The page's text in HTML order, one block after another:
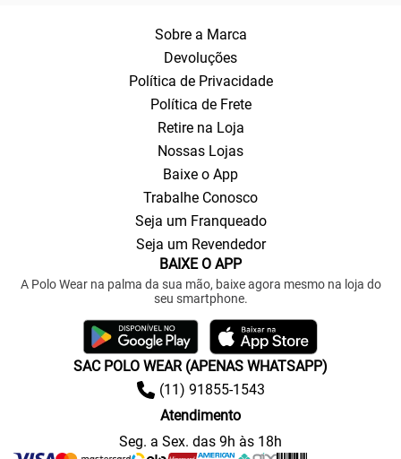
Sobre a Marca
Devoluções
Política de Privacidade
Política de Frete
Retire na Loja
Nossas Lojas
Baixe o App
Trabalhe Conosco
Seja um Franqueado
Seja um Revendedor
BAIXE O APP
A Polo Wear na palma da sua mão, baixe agora mesmo na loja do
seu smartphone.
SAC POLO WEAR (APENAS WHATSAPP)
(11) 91855-1543
Atendimento
Seg. a Sex. das 9h às 18h